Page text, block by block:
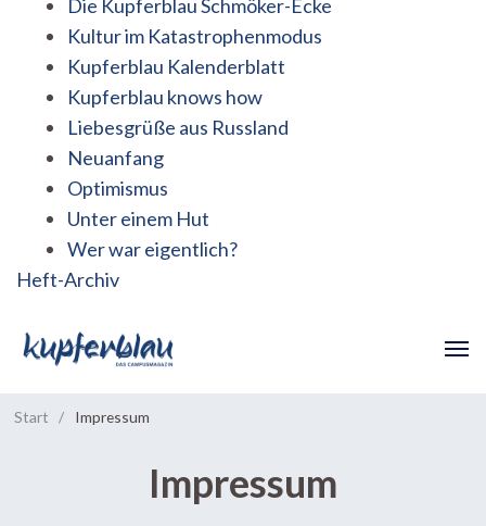
Die Kupferblau Schmöker-Ecke
Kultur im Katastrophenmodus
Kupferblau Kalenderblatt
Kupferblau knows how
Liebesgrüße aus Russland
Neuanfang
Optimismus
Unter einem Hut
Wer war eigentlich?
Heft-Archiv
Start / Impressum
Impressum